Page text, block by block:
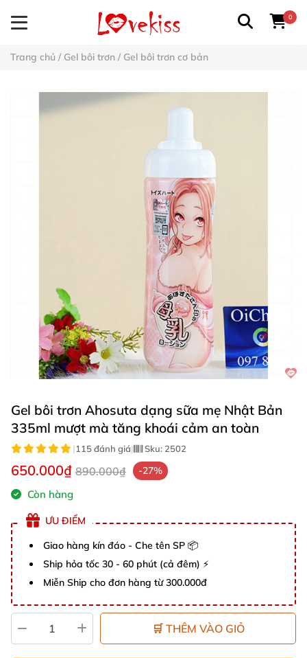
0
Trang chủ / Gel bôi trơn / Gel bôi trơn cơ bản
Gel bôi trơn Ahosuta dạng sữa mẹ Nhật Bản
335ml mượt mà tăng khoái cảm an toàn
|115 đánh giá| Sku: 2502
650.000₫ 890.000₫ -27%
Còn hàng
ƯU ĐIỂM
Giao hàng kín đáo - Che tên SP 📦
Ship hỏa tốc 30 - 60 phút (cả đêm) ⚡
Miễn Ship cho đơn hàng từ 300.000đ
🛒 THÊM VÀO GIỎ